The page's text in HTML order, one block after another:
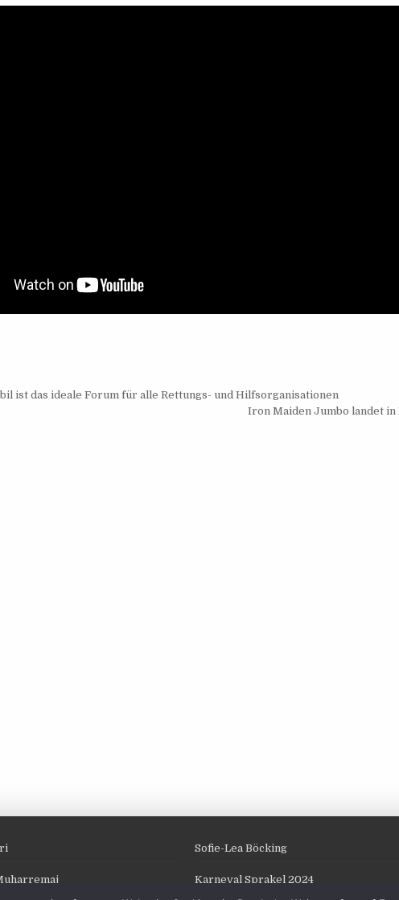
ist das ideale Forum für alle Rettungs- und Hilfsorganisationen
Iron Maiden Jumbo landet
Sofie-Lea Böcking
Karneval Sprakel 2024